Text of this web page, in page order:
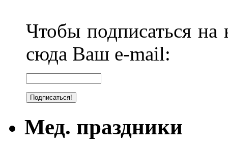
Чтобы подписаться на
сюда Ваш e-mail:
Мед. праздники